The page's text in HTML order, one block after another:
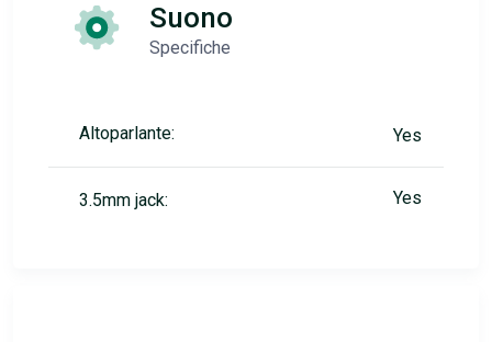
Suono
Specifiche
Altoparlante: Yes
3.5mm jack: Yes